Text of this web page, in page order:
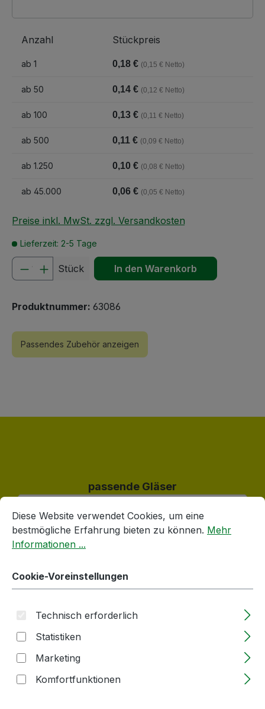
Anzahl Stückpreis
ab 1 0,18 € (0,15 € Netto)
ab 50 0,14 € (0,12 € Netto)
ab 100 0,13 € (0,11 € Netto)
ab 500 0,11 € (0,09 € Netto)
ab 1.250 0,10 € (0,08 € Netto)
ab 45.000 0,06 € (0,05 € Netto)
Preise inkl. MwSt. zzgl. Versandkosten
Lieferzeit: 2-5 Tage
Produkt Anzahl: Gib den gewünschten
Stück In den Warenkorb
Produktnummer: 63086
Passendes Zubehör anzeigen
Produktgalerie überspringen
passende Gläser
Weithalsglas | 212ml | nieder | weiß | TO |
66mm | OHNE Verschluss
Cookie-Voreinstellungen
Diese Website verwendet Cookies, um eine bestmögliche
Diese Website verwendet Cookies, um eine
bestmögliche Erfahrung bieten zu können. Mehr
Informationen ...
Cookie-Voreinstellungen
Technisch erforderlich
Statistiken
Marketing
Komfortfunktionen